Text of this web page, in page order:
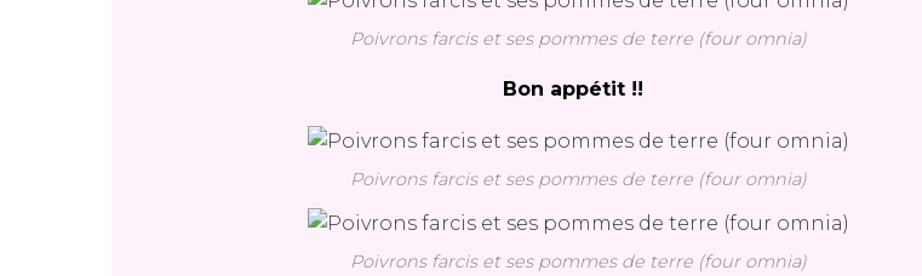
Poivrons farcis et ses pommes de terre (four omnia)
Bon appétit !!
Poivrons farcis et ses pommes de terre (four omnia)
Poivrons farcis et ses pommes de terre (four omnia)